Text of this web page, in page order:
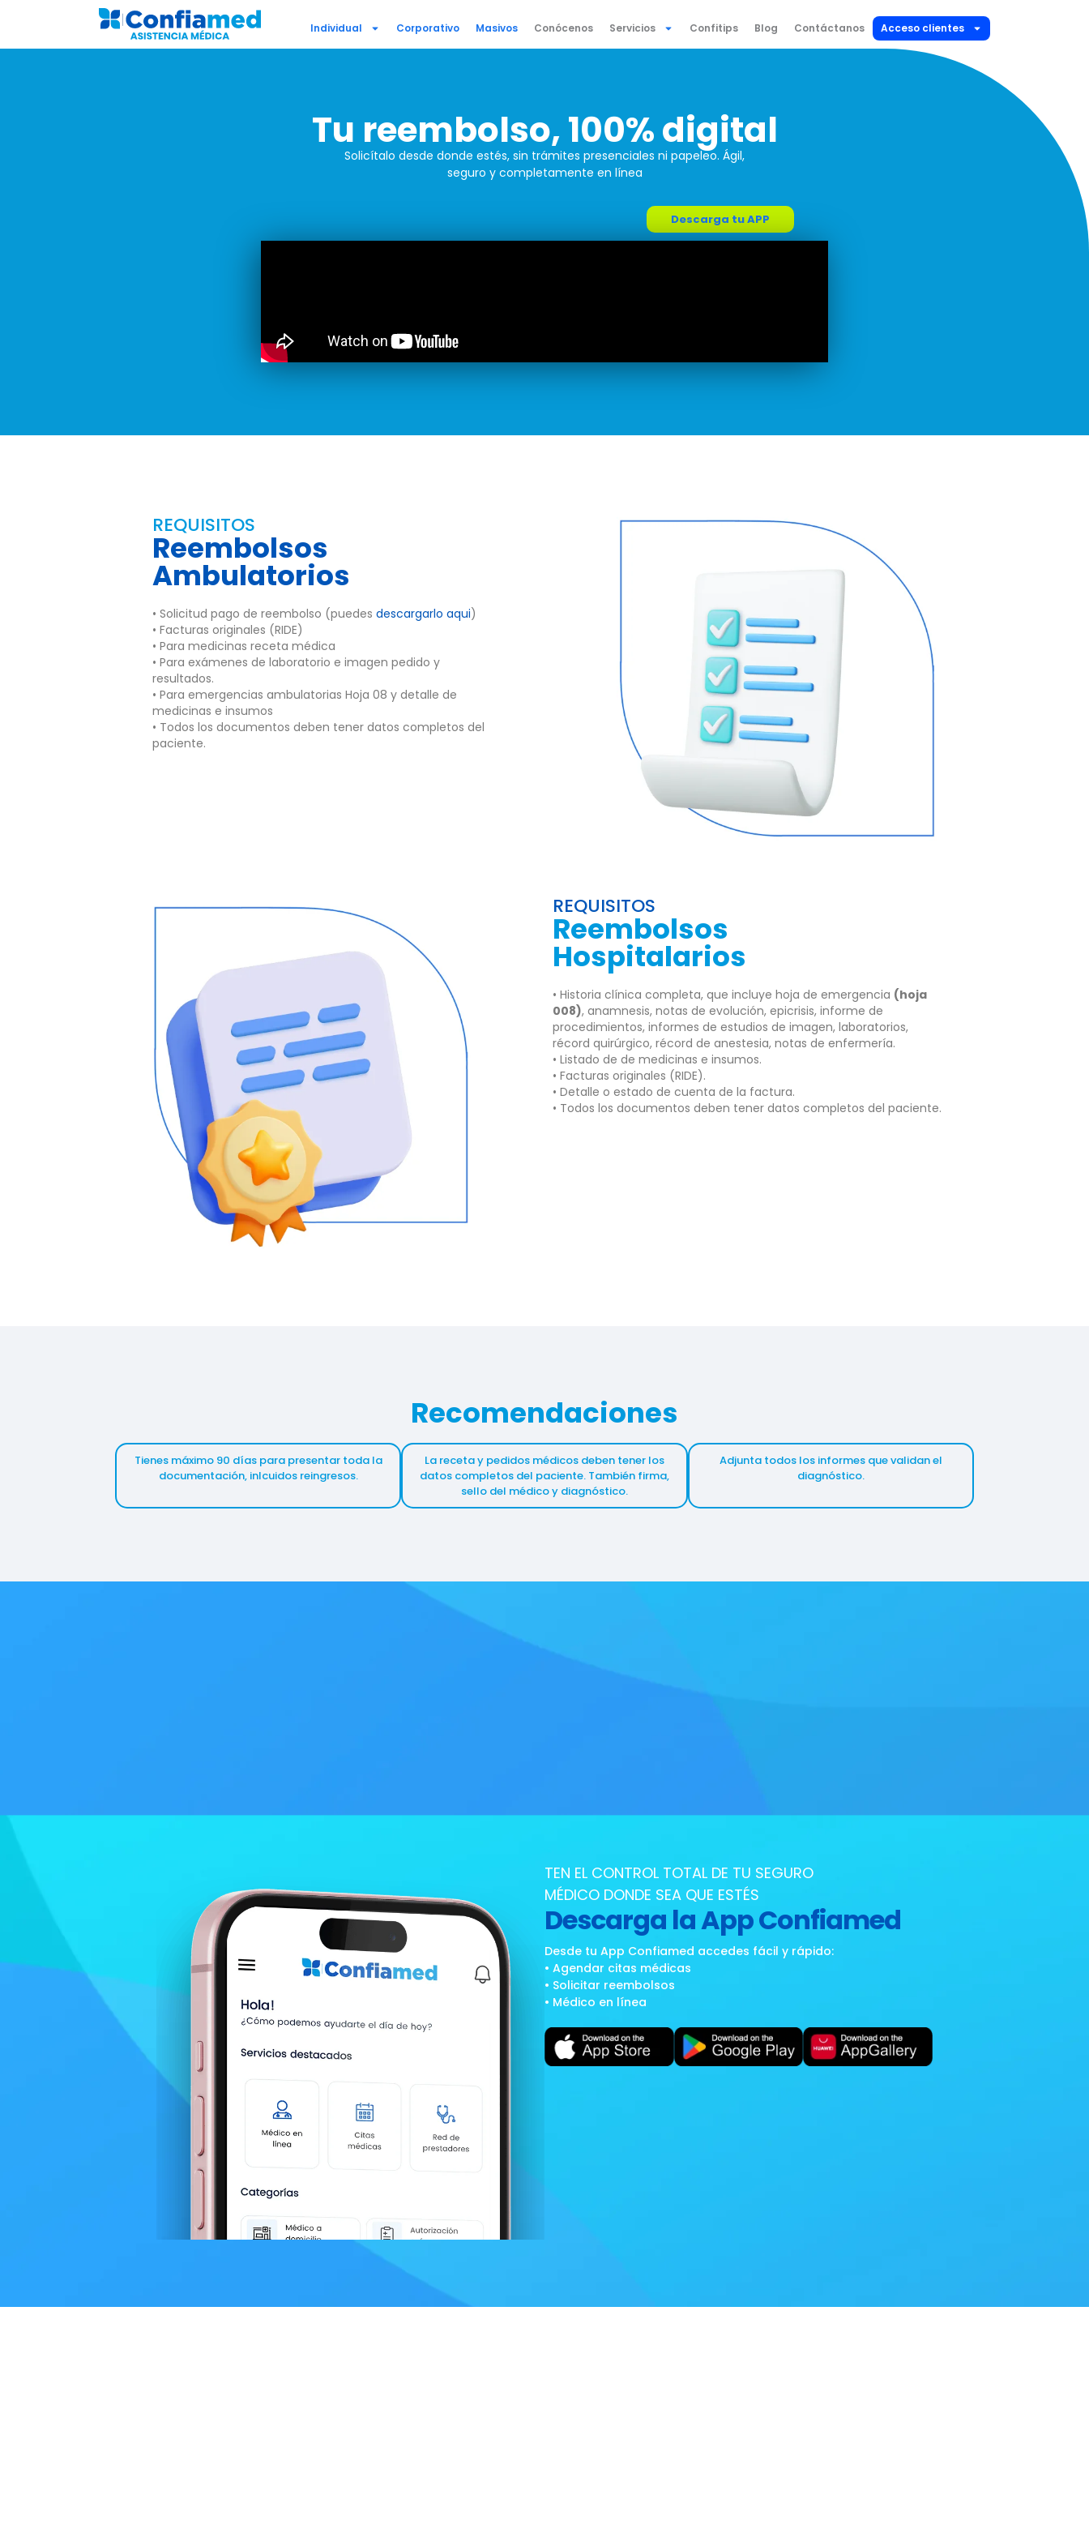
Individual Corporativo Masivos Conócenos Servicios Confitips Blog Contáctanos Acceso clientes
Tu reembolso, 100% digital
Solicítalo desde donde estés, sin trámites presenciales ni papeleo. Ágil,
seguro y completamente en línea
Descarga tu APP
REQUISITOS
Reembolsos
Ambulatorios
• Solicitud pago de reembolso (puedes descargarlo aqui)
• Facturas originales (RIDE)
• Para medicinas receta médica
• Para exámenes de laboratorio e imagen pedido y
resultados.
• Para emergencias ambulatorias Hoja 08 y detalle de
medicinas e insumos
• Todos los documentos deben tener datos completos del
paciente.
REQUISITOS
Reembolsos
Hospitalarios
• Historia clínica completa, que incluye hoja de emergencia (hoja
008), anamnesis, notas de evolución, epicrisis, informe de
procedimientos, informes de estudios de imagen, laboratorios,
récord quirúrgico, récord de anestesia, notas de enfermería.
• Listado de de medicinas e insumos.
• Facturas originales (RIDE).
• Detalle o estado de cuenta de la factura.
• Todos los documentos deben tener datos completos del paciente.
Recomendaciones
Tienes máximo 90 días para presentar toda la
documentación, inlcuidos reingresos.
La receta y pedidos médicos deben tener los
datos completos del paciente. También firma,
sello del médico y diagnóstico.
Adjunta todos los informes que validan el
diagnóstico.
TEN EL CONTROL TOTAL DE TU SEGURO
MÉDICO DONDE SEA QUE ESTÉS
Descarga la App Confiamed
Desde tu App Confiamed accedes fácil y rápido:
• Agendar citas médicas
• Solicitar reembolsos
• Médico en línea